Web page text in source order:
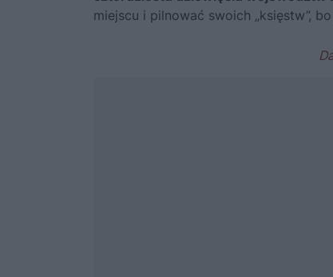
miejscu i pilnować swoich „księstw”,